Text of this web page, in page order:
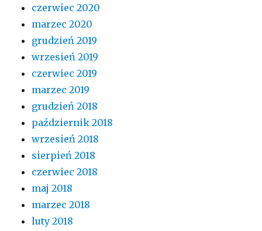
czerwiec 2020
marzec 2020
grudzień 2019
wrzesień 2019
czerwiec 2019
marzec 2019
grudzień 2018
październik 2018
wrzesień 2018
sierpień 2018
czerwiec 2018
maj 2018
marzec 2018
luty 2018